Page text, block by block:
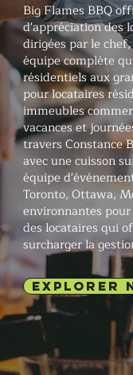
Big Flames BBQ
d'appréciation des
dirigées par le
équipe complète
résidentiels aux
pour locataires
immeubles
vacances et
travers Constance
avec une cuisson
équipe
Toronto, Ottawa,
environnantes
des locataires qui
surcharger la
EXPLORER